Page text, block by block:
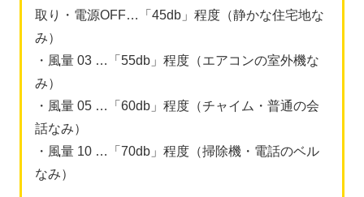
取り・電源OFF…「45db」程度（静かな住宅地な
み）
・風量 03 …「55db」程度（エアコンの室外機な
み）
・風量 05 …「60db」程度（チャイム・普通の会
話なみ）
・風量 10 …「70db」程度（掃除機・電話のベル
なみ）